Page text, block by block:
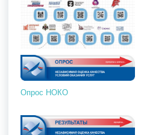
Опрос НОКО